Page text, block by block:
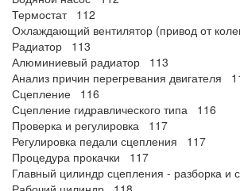
Термостат 112
Охлаждающий вентилятор (привод от
Радиатор 113
Алюминиевый радиатор 113
Анализ причин перегревания двигателя
Сцепление 116
Сцепление гидравлического типа 116
Проверка и регулировка 117
Регулировка педали сцепления 117
Процедура прокачки 117
Главный цилиндр сцепления - разборка и